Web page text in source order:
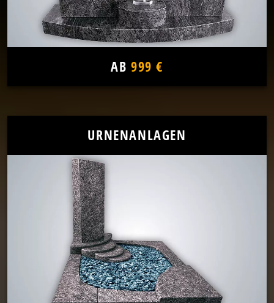
AB 999 €
URNENANLAGEN